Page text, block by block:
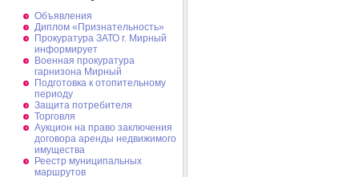
Объявления
Диплом «Признательность»
Прокуратура ЗАТО г. Мирный
информирует
Военная прокуратура
гарнизона Мирный
Подготовка к отопительному
периоду
Защита потребителя
Торговля
Аукцион на право заключения
договора аренды недвижимого
имущества
Реестр муниципальных
маршрутов